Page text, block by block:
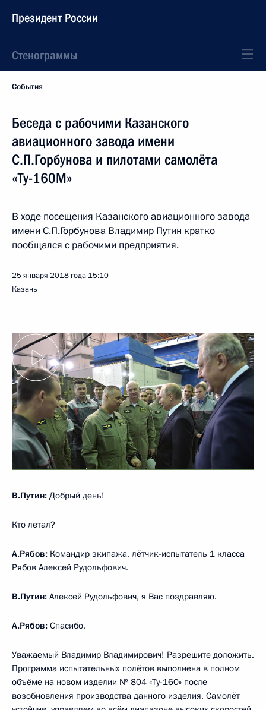
Президент России
Стенограммы
События
Беседа с рабочими Казанского
авиационного завода имени
С.П.Горбунова и пилотами самолёта
«Ту-160М»
В ходе посещения Казанского авиационного завода
имени С.П.Горбунова Владимир Путин кратко
пообщался с рабочими предприятия.
25 января 2018 года 15:10
Казань
В.Путин: Добрый день!
Кто летал?
А.Рябов: Командир экипажа, лётчик-испытатель 1 класса
Рябов Алексей Рудольфович.
В.Путин: Алексей Рудольфович, я Вас поздравляю.
А.Рябов: Спасибо.
Уважаемый Владимир Владимирович! Разрешите доложить.
Программа испытательных полётов выполнена в полном
объёме на новом изделии № 804 «Ту-160» после
возобновления производства данного изделия. Самолёт